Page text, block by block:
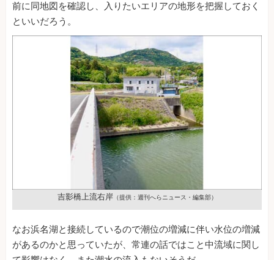
前に同地図を確認し、入りたいエリアの地形を把握しておく
といいだろう。
吉影橋上流右岸（提供：週刊へらニュース・編集部）
なお浜名湖と接続しているので潮位の増減に伴い水位の増減
があるのかと思っていたが、常連の話ではこと中流域に関し